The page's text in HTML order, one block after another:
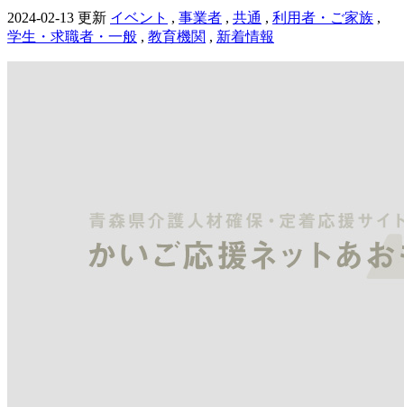
2024-02-13 更新 イベント , 事業者 , 共通 , 利用者・ご家族 ,
学生・求職者・一般 , 教育機関 , 新着情報